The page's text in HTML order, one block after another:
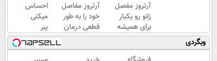
آرتروز مفصل
زانو رو یکبار
برای همیشه
درمان کن!
◗پرسش‌نامه◖
آرتروز مفاصل
خود را به طور
قطعی درمان
کنید!
◂پرسش‌نامه▸
احساس
میکنی
پیر
شدی؟
جوانی
وبگردی